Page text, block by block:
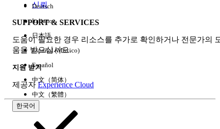
신뢰
SUPPORT & SERVICES
도움이 필요한 경우 리소스를 추가로 확인하거나 전문가의
움을 받으십시오.
지원 받기
제공자 Experience Cloud
한국어
Deutsch
Italiano
日本語
Español (México)
Español
中文（简体）
中文（繁體）